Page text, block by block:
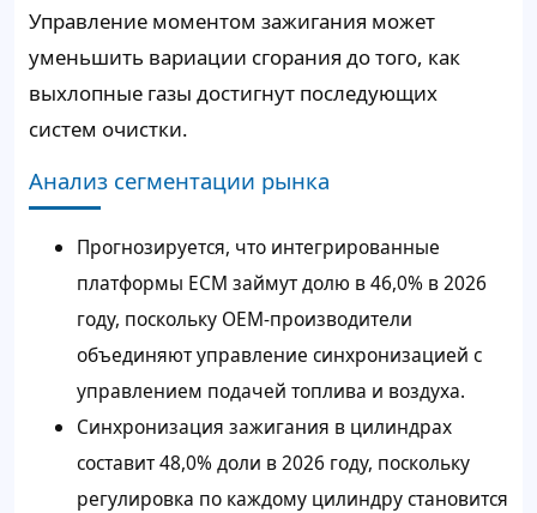
Управление моментом зажигания может
уменьшить вариации сгорания до того, как
выхлопные газы достигнут последующих
систем очистки.
Анализ сегментации рынка
Прогнозируется, что интегрированные
платформы ECM займут долю в 46,0% в 2026
году, поскольку OEM-производители
объединяют управление синхронизацией с
управлением подачей топлива и воздуха.
Синхронизация зажигания в цилиндрах
составит 48,0% доли в 2026 году, поскольку
регулировка по каждому цилиндру становится